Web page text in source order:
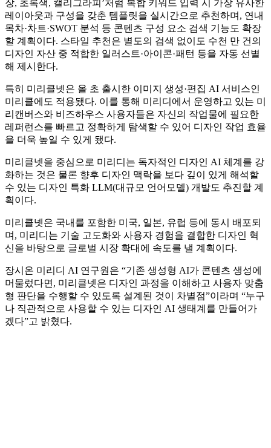
장, 초록색, 캘리그라피’처럼 복합 키워드 입력 시 가장 유사한
레이아웃과 구성을 갖춘 템플릿을 실시간으로 추천하며, 연내
목차·차트·SWOT 분석 등 콘텐츠 구성 요소 검색 기능도 확장
할 계획이다. 스타일 추천은 별도의 검색 없이도 수천 만 건의
디자인 자산 중 적합한 일러스트·아이콘·패턴 등을 자동 선별
해 제시한다.
특히 미리클넷은 올 초 출시한 이미지 생성·편집 AI 서비스인
미리클에도 적용됐다. 이를 통해 미리디에서 운영하고 있는 미
리캔버스와 비즈하우스 사용자들은 자신의 작업물에 필요한
레퍼런스를 빠르고 정확하게 탐색할 수 있어 디자인 작업 효율
을 더욱 높일 수 있게 됐다.
미리클넷을 중심으로 미리디는 독자적인 디자인 AI 체계를 강
화하는 것은 물론 향후 디자인 맥락을 보다 깊이 있게 해석할
수 있는 디자인 특화 LLM(대규모 언어모델) 개발도 추진할 계
획이다.
미리클넷은 국내를 포함한 미국, 일본, 유럽 등에 동시 배포되
며, 미리디는 기술 고도화와 사용자 경험을 결합한 디자인 혁
신을 바탕으로 글로벌 시장 확대에 속도를 낼 계획이다.
장시온 미리디 AI 연구원은 “기존 생성형 AI가 콘텐츠 생성에
머물렀다면, 미리클넷은 디자인 과정을 이해하고 사용자 맞춤
형 판단을 수행할 수 있도록 설계된 것이 차별점”이라며 “누구
나 직관적으로 사용할 수 있는 디자인 AI 생태계를 만들어가
겠다”고 밝혔다.